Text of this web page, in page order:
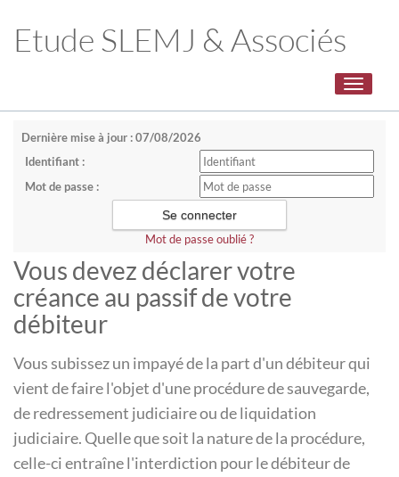
Etude SLEMJ & Associés
Toggle
Dernière mise à jour : 07/08/2026
Identifiant :
Mot de passe :
Mot de passe oublié ?
Vous devez déclarer votre
créance au passif de votre
débiteur
Vous subissez un impayé de la part d'un débiteur qui
vient de faire l'objet d'une procédure de sauvegarde,
de redressement judiciaire ou de liquidation
judiciaire. Quelle que soit la nature de la procédure,
celle-ci entraîne l'interdiction pour le débiteur de